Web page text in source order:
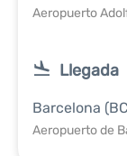
Aeropuerto
Llegada
Barcelona
Aeropuerto de